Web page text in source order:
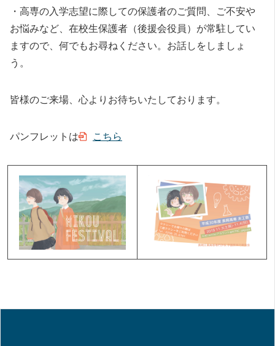
・高専の入学志望に際しての保護者のご質問、ご不安や
お悩みなど、在校生保護者（後援会役員）が常駐してい
ますので、何でもお尋ねください。お話しをしましょ
う。
皆様のご来場、心よりお待ちいたしております。
パンフレットは こちら